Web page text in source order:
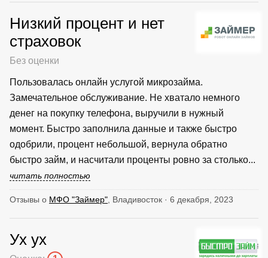
Низкий процент и нет
страховок
Без оценки
Пользовалась онлайн услугой микрозайма.
Замечательное обслуживание. Не хватало немного
денег на покупку телефона, выручили в нужный
момент. Быстро заполнила данные и также быстро
одобрили, процент небольшой, вернула обратно
быстро займ, и насчитали проценты ровно за столько...
читать полностью
Отзывы о МФО "Займер" , Владивосток · 6 декабря, 2023
Ух ух